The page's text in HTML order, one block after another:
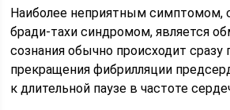
Наиболее неприятным симптомом,
бради-тахи синдромом, является
сознания обычно происходит сразу
прекращения фибрилляции
к длительной паузе в частоте